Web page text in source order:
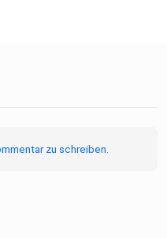
zu schreiben.